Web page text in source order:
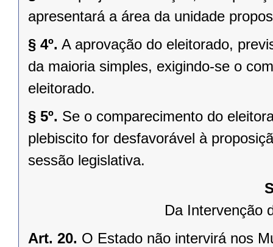
apresentará a área da unidade
§ 4º. A aprovação do eleitorado,
da maioria simples, exigindo-se o
eleitorado.
§ 5º. Se o comparecimento do
plebiscito for desfavorável à
sessão legislativa.
Da Intervenção
Art. 20. O Estado não intervirá nos